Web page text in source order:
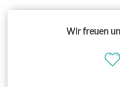
Wir freuen